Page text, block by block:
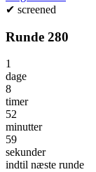
✔ screened
Runde 280
1
dage
8
timer
52
minutter
59
sekunder
indtil næste runde